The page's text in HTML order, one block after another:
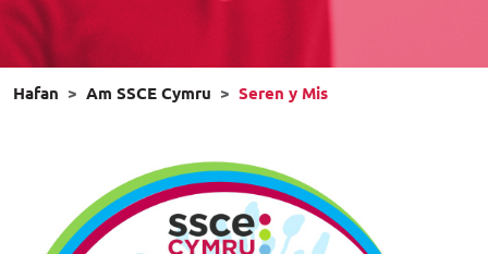
Hafan Am SSCE Cymru Seren y Mis